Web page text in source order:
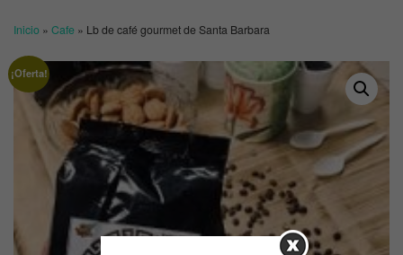
Inicio » Cafe » Lb de café gourmet de Santa Barbara
¡Oferta!